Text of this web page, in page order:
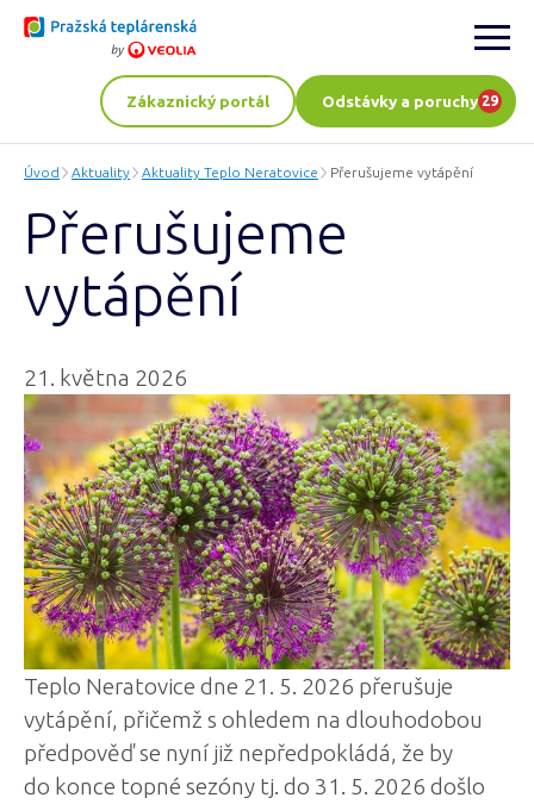
Zákaznický portál Odstávky a poruchy 29
Úvod Aktuality Aktuality Teplo Neratovice Přerušujeme vytápění
Přerušujeme
vytápění
21. května 2026
Teplo Neratovice dne 21. 5. 2026 přerušuje
vytápění, přičemž s ohledem na dlouhodobou
předpověď se nyní již nepředpokládá, že by
do konce topné sezóny tj. do 31. 5. 2026 došlo